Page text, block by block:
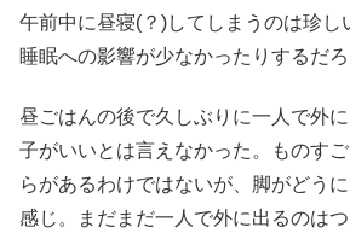
午前中に昼寝(？)してしまうのは珍し
睡眠への影響が少なかったりするだろ
昼ごはんの後で久しぶりに一人で外
子がいいとは言えなかった。ものす
らがあるわけではないが、脚がどう
感じ。まだまだ一人で外に出るのは